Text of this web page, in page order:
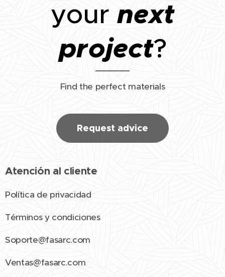
your next
project?
Find the perfect materials
Request advice
Atención al cliente
Política de privacidad
Términos y condiciones
Soporte@fasarc.com
Ventas@fasarc.com